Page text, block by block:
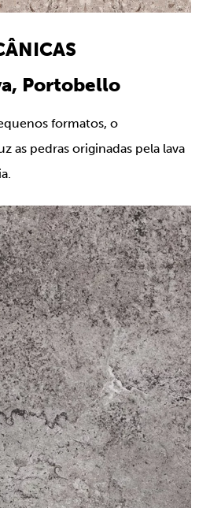
Portobello
formatos, o
as pedras originadas pela lava